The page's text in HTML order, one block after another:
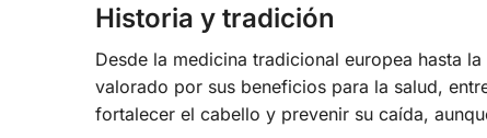
Historia y tradición
Desde la medicina tradicional europea hasta
valorado por sus beneficios para la salud,
fortalecer el cabello y prevenir su caída,